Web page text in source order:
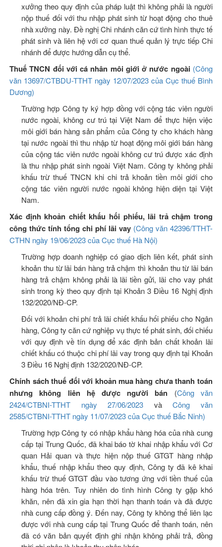
xưởng theo quy định của pháp luật thì không phải là người
nộp thuế đối với thu nhập phát sinh từ hoạt động cho thuê
nhà xưởng này. Đề nghị Chi nhánh căn cứ tình hình thực tế
phát sinh và liên hệ với cơ quan thuế quản lý trực tiếp Chi
nhánh để được hướng dẫn cụ thể.
Thuế TNCN đối với cá nhân môi giới ở nước ngoài (Công
văn 13697/CTBDU-TTHT ngày 12/07/2023 của Cục thuế Bình
Dương)
Trường hợp Công ty ký hợp đồng với cộng tác viên người
nước ngoài, không cư trú tại Việt Nam để thực hiện việc
môi giới bán hàng sản phẩm của Công ty cho khách hàng
tại nước ngoài thì thu nhập từ hoạt động môi giới bán hàng
của cộng tác viên nước ngoài không cư trú được xác định
là thu nhập phát sinh ngoài Việt Nam. Công ty không phải
khấu trừ thuế TNCN khi chi trả khoản tiền môi giới cho
cộng tác viên người nước ngoài không hiện diện tại Việt
Nam.
Xác định khoản chiết khấu hối phiếu, lãi trả chậm trong
công thức tính tổng chi phí lãi vay (Công văn 42396/TTHT-
CTHN ngày 19/06/2023 của Cục thuế Hà Nội)
Trường hợp doanh nghiệp có giao dịch liên kết, phát sinh
khoản thu từ lãi bán hàng trả chậm thì khoản thu từ lãi bán
hàng trả chậm không phải là lãi tiền gửi, lãi cho vay phát
sinh trong kỳ theo quy định tại Khoản 3 Điều 16 Nghị định
132/2020/NĐ-CP.
Đối với khoản chi phí trả lãi chiết khấu hối phiếu cho Ngân
hàng, Công ty căn cứ nghiệp vụ thực tế phát sinh, đối chiếu
với quy định về tín dụng để xác định bản chất khoản lãi
chiết khấu có thuộc chi phí lãi vay trong quy định tại Khoản
3 Điều 16 Nghị định 132/2020/NĐ-CP.
Chính sách thuế đối với khoản mua hàng chưa thanh toán
nhưng không liên hệ được người bán (Công văn
2424/CTBNI-TTHT ngày 27/06/2023 vàCông văn
2585/CTBNI-TTHT ngày 11/07/2023 của Cục thuế Bắc Ninh)
Trường hợp Công ty có nhập khẩu hàng hóa của nhà cung
cấp tại Trung Quốc, đã khai báo tờ khai nhập khẩu với Cơ
quan Hải quan và thực hiện nộp thuế GTGT hàng nhập
khẩu, thuế nhập khẩu theo quy định, Công ty đã kê khai
khấu trừ thuế GTGT đầu vào tương ứng với tiền thuế của
hàng hóa trên. Tuy nhiên do tình hình Công ty gặp khó
khăn, nên đã xin gia hạn thời hạn thanh toán và đã được
nhà cung cấp đồng ý. Đến nay, Công ty không thể liên lạc
được với nhà cung cấp tại Trung Quốc để thanh toán, nên
đã có văn bản quyết định ghi nhận không phải trả, đồng